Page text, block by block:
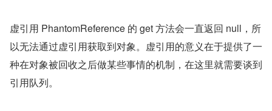
虚引用 PhantomReference 的 get 方法会一直返回 null，所
以无法通过虚引用获取到对象。虚引用的意义在于提供了一
种在对象被回收之后做某些事情的机制，在这里就需要谈到
引用队列。